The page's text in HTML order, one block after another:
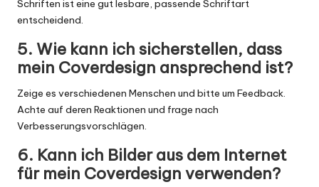
Schriften ist eine gut lesbare, passende Schriftart
entscheidend.
5. Wie kann ich sicherstellen, dass
mein Coverdesign ansprechend ist?
Zeige es verschiedenen Menschen und bitte um Feedback.
Achte auf deren Reaktionen und frage nach
Verbesserungsvorschlägen.
6. Kann ich Bilder aus dem Internet
für mein Coverdesign verwenden?